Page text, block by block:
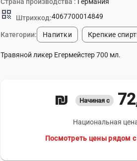
qr_code Штрихкод:4067700014849
Категории: Напитки Крепкие
Травяной ликер Егермейстер 700 мл.
Начиная с
Национальная
Посмотреть цены рядом